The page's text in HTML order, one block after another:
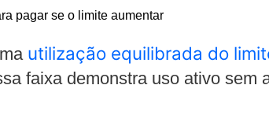
pagar se o limite aumentar
utilização equilibrada do
faixa demonstra uso ativo sem